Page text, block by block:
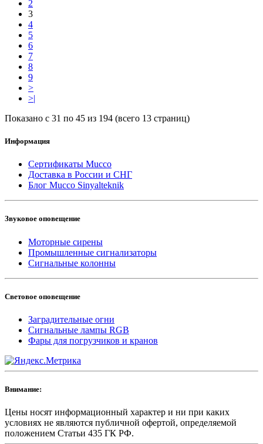
2
3
4
5
6
7
8
9
>
>|
Показано с 31 по 45 из 194 (всего 13 страниц)
Информация
Сертификаты Mucco
Доставка в России и СНГ
Блог Mucco Sinyalteknik
Звуковое оповещение
Моторные сирены
Промышленные сигнализаторы
Сигнальные колонны
Световое оповещение
Заградительные огни
Сигнальные лампы RGB
Фары для погрузчиков и кранов
Внимание:
Цены носят информационный характер и ни при каких
условиях не являются публичной офертой, определяемой
положением Статьи 435 ГК РФ.